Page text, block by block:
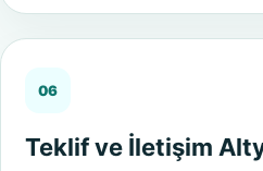
06
Teklif ve İletişim